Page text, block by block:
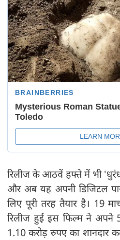
रिलीज के आठवें हफ्ते में भी
और अब यह अपनी डिजिटल
लिए पूरी तरह तैयार है। 19
रिलीज हुई इस फिल्म ने अपने
1.10 करोड़ रुपए का शानदार